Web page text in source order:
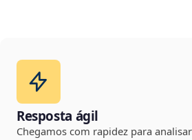
Resposta ágil
Chegamos com rapidez para